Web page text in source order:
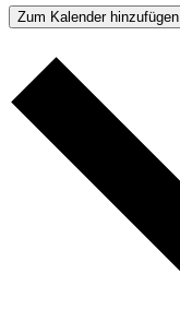
Zum Kalender hinzufügen